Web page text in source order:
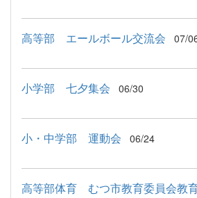
高等部 エールボール交流会 07/
小学部 七夕集会 06/30
小・中学部 運動会 06/24
高等部体育 むつ市教育委員会教